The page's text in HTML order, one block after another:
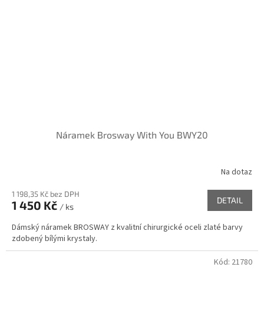
Náramek Brosway With You BWY20
Na dotaz
1 198,35 Kč bez DPH
1 450 Kč / ks
DETAIL
Dámský náramek BROSWAY z kvalitní chirurgické oceli zlaté barvy
zdobený bílými krystaly.
Kód: 21780